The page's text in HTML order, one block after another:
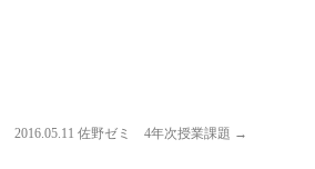
2016.05.11 佐野ゼミ 4年次授業課題 →